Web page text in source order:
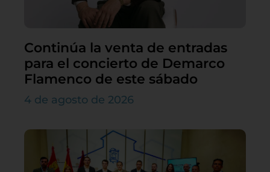
Continúa la venta de entradas
para el concierto de Demarco
Flamenco de este sábado
4 de agosto de 2026